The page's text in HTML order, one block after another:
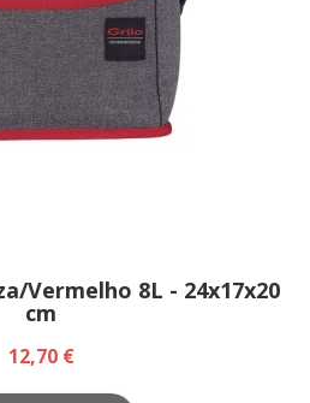
Vermelho 8L - 24x17x20
cm
12,70 €